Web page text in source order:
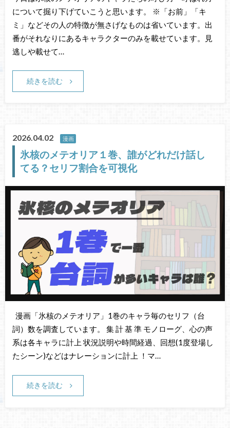
について掘り下げていこうと思います。 ※「お前」「キ
ミ」などその人の特徴が無さげなものは省いています。出
番がそれなりにあるキャラクターのみを載せています。見
逃しや載せて…
続きを読む
2026.04.02 漫画
氷核のメテオリア１巻、誰がどれだけ話し
てる？セリフ割合を可視化
漫画「氷核のメテオリア」1巻のキャラ毎のセリフ（台
詞）数を調査しています。 集 計 基 準 モノローグ、心の声
系は各キャラに計上 状況説明や時間経過、回想(1度登場し
たシーン)などはナレーションに計上 ！マ…
続きを読む